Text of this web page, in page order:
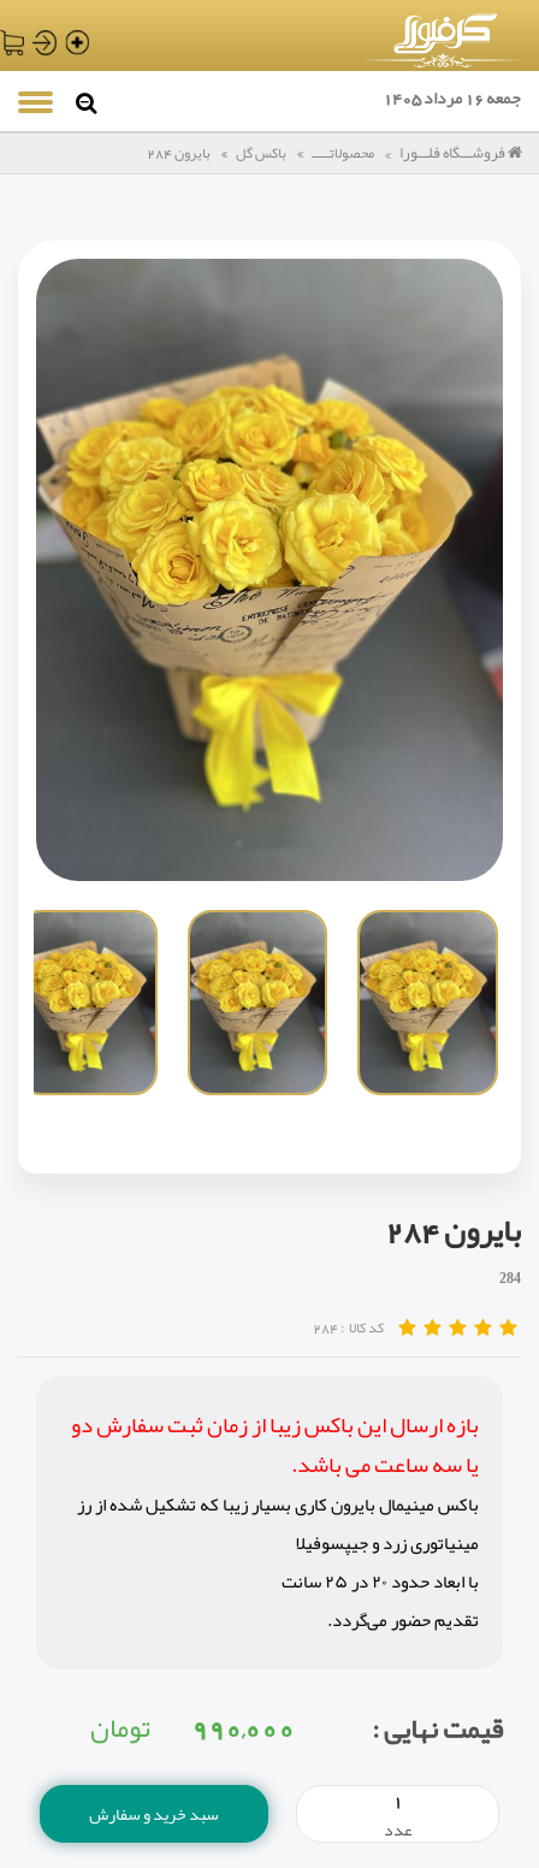
جمعه 16 مرداد 1405
فروشـــگاه فلـــورا محصولاتـــــ باکس گل بایرون 284
بایرون 284
284
کد کالا :284
بازه ارسال این باکس زیبا از زمان ثبت سفارش دو
یا سه ساعت می باشد.
باکس مینیمال بایرون کاری بسیار زیبا که تشکیل شده از رز
مینیاتوری زرد و جیپسوفیلا
با ابعاد حدود ٢٠ در ٢۵ سانت
تقدیم حضور می‌گردد.
قیمت نهایی : 990,000 تومان
سبد خرید و سفارش
عدد